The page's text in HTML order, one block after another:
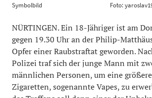
800
Symbolbild Foto:
NÜRTINGEN. Ein 18-Jähriger ist am
gegen 19.30 Uhr an der Philip-
Opfer einer Raubstraftat geworden.
Polizei traf sich der junge Mann mit
männlichen Personen, um eine
Zigaretten, sogenannte Vapes, zu